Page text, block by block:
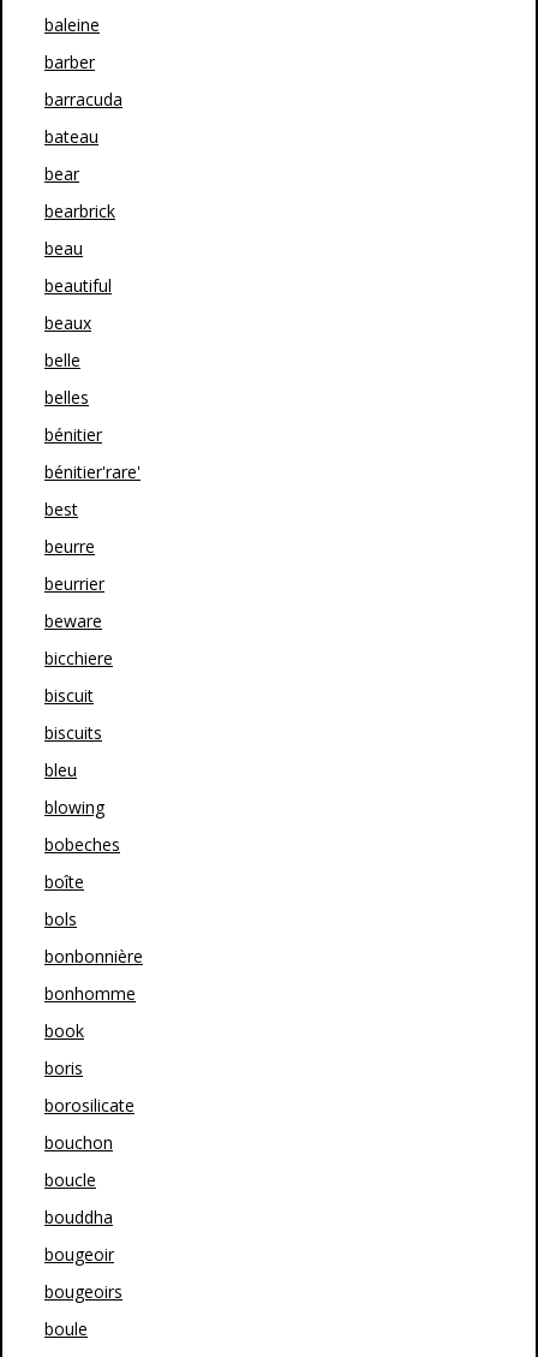
baleine
barber
barracuda
bateau
bear
bearbrick
beau
beautiful
beaux
belle
belles
bénitier
bénitier'rare'
best
beurre
beurrier
beware
bicchiere
biscuit
biscuits
bleu
blowing
bobeches
boîte
bols
bonbonnière
bonhomme
book
boris
borosilicate
bouchon
boucle
bouddha
bougeoir
bougeoirs
boule